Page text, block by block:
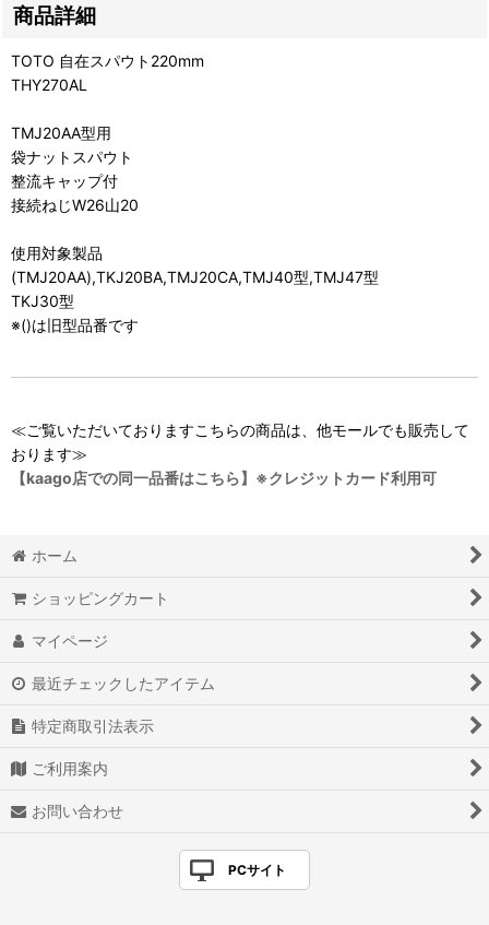
商品詳細
TOTO 自在スパウト220mm
THY270AL
TMJ20AA型用
袋ナットスパウト
整流キャップ付
接続ねじW26山20
使用対象製品
(TMJ20AA),TKJ20BA,TMJ20CA,TMJ40型,TMJ47型
TKJ30型
※()は旧型品番です
≪ご覧いただいておりますこちらの商品は、他モールでも販売して
おります≫
【kaago店での同一品番はこちら】※クレジットカード利用可
ホーム
ショッピングカート
マイページ
最近チェックしたアイテム
特定商取引法表示
ご利用案内
お問い合わせ
PCサイト